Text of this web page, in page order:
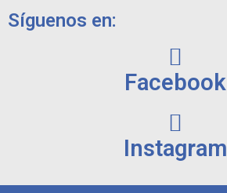
Síguenos en:
Facebook
Instagram